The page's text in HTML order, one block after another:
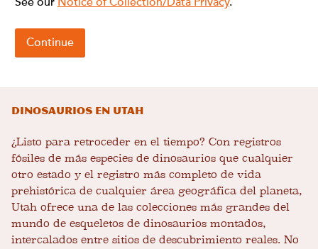
Dinosaurios en Utah
¿Listo para retroceder en el tiempo? Con registros
fósiles de más especies de dinosaurios que cualquier
otro estado y el registro más completo de vida
prehistórica de cualquier área geográfica del planeta,
Utah ofrece una de las colecciones más grandes del
mundo de esqueletos de dinosaurios montados,
intercalados entre sitios de descubrimiento reales. No